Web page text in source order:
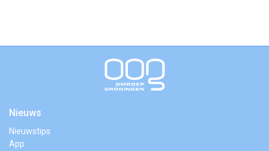
Nieuws
Nieuwstips
App